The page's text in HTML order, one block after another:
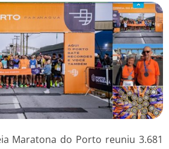
Maratona do Porto reuniu 3.681